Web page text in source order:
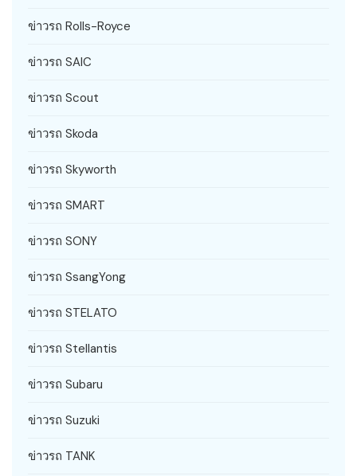
ข่าวรถ Rolls-Royce
ข่าวรถ SAIC
ข่าวรถ Scout
ข่าวรถ Skoda
ข่าวรถ Skyworth
ข่าวรถ SMART
ข่าวรถ SONY
ข่าวรถ SsangYong
ข่าวรถ STELATO
ข่าวรถ Stellantis
ข่าวรถ Subaru
ข่าวรถ Suzuki
ข่าวรถ TANK